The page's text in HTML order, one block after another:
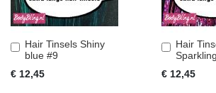
Hair Tinsels Shiny
blue #9
€ 12,45
In
Winkelwagen
Hair
€ 12,45
In